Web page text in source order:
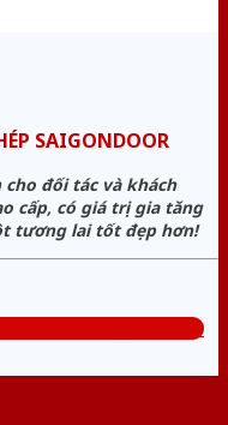
SAIGONDOOR
cho đối tác và khách
cấp, có giá trị gia tăng
tương lai tốt đẹp hơn!
miễn phí: 0824.400.400